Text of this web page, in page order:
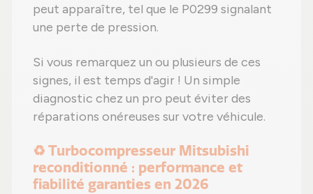
peut apparaître, tel que le P0299 signalant
une perte de pression.
Si vous remarquez un ou plusieurs de ces
signes, il est temps d'agir ! Un simple
diagnostic chez un pro peut éviter des
réparations onéreuses sur votre véhicule.
♻️ Turbocompresseur Mitsubishi
reconditionné : performance et
fiabilité garanties en 2026